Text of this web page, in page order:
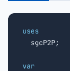
uses
sgcP2P;
var